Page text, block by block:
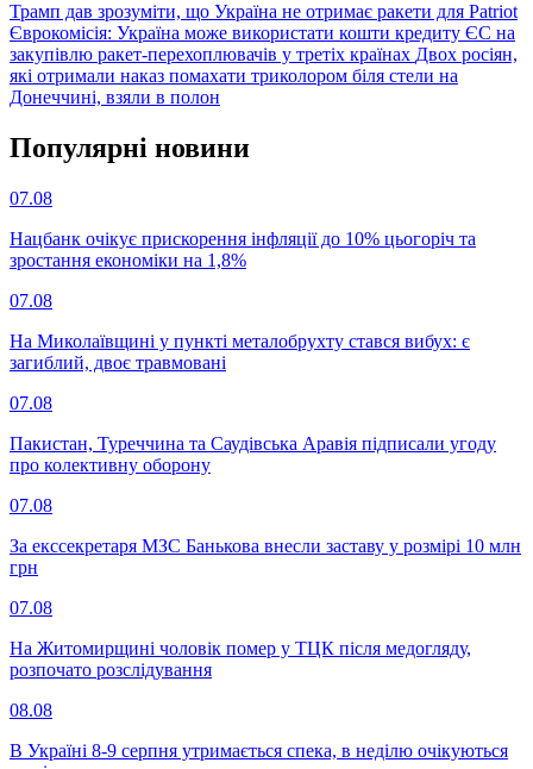
Трамп дав зрозуміти, що Україна не отримає ракети для Patriot
Єврокомісія: Україна може використати кошти кредиту ЄС на
закупівлю ракет-перехоплювачів у третіх країнах Двох росіян,
які отримали наказ помахати триколором біля стели на
Донеччині, взяли в полон
Популярнi новини
07.08
Нацбанк очікує прискорення інфляції до 10% цьогоріч та
зростання економіки на 1,8%
07.08
На Миколаївщині у пункті металобрухту стався вибух: є
загиблий, двоє травмовані
07.08
Пакистан, Туреччина та Саудівська Аравія підписали угоду
про колективну оборону
07.08
За екссекретаря МЗС Банькова внесли заставу у розмірі 10 млн
грн
07.08
На Житомирщині чоловік помер у ТЦК після медогляду,
розпочато розслідування
08.08
В Україні 8-9 серпня утримається спека, в неділю очікуються